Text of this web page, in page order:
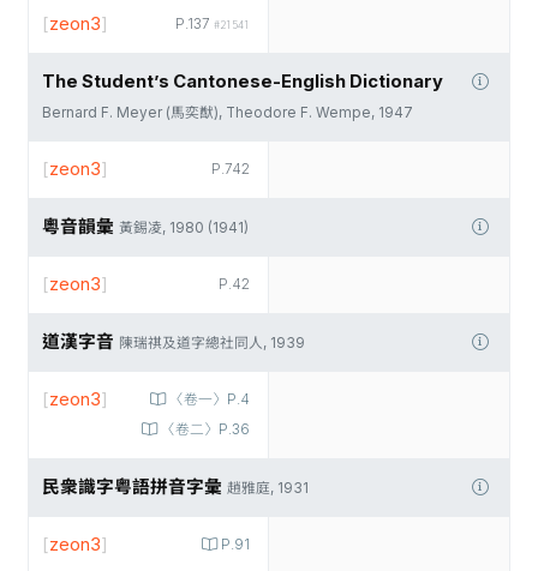
P.137 #21541
[zeon3]
The Student’s Cantonese-English Dictionary
Bernard F. Meyer (馬奕猷), Theodore F. Wempe, 1947
P.742
[zeon3]
粵音韻彙 黃錫凌, 1980 (1941)
P.42
[zeon3]
道漢字音 陳瑞祺及道字總社同人, 1939
〈卷一〉P.4
〈卷二〉P.36
[zeon3]
民衆識字粤語拼音字彙 趙雅庭, 1931
P.91
[zeon3]